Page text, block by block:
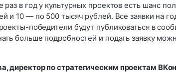
раз в год у культурных проектов есть шанс
и 10 — по 500 тысяч рублей. Все заявки на
победители будут публиковаться в
больше подробностей и подать заявку
директор по стратегическим проектам